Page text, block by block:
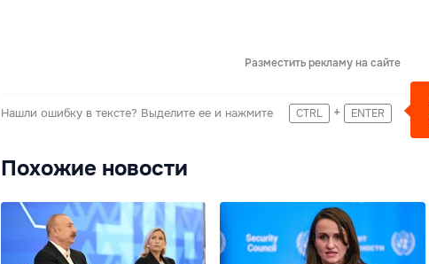
Разместить рекламу на сайте
Нашли ошибку в тексте? Выделите ее и нажмите CTRL + ENTER
Похожие новости